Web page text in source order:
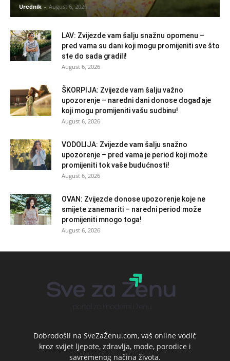
Urednik - August 6, 2026
LAV: Zvijezde vam šalju snažnu opomenu –
pred vama su dani koji mogu promijeniti sve što
ste do sada gradili!
August 6, 2026
ŠKORPIJA: Zvijezde vam šalju važno
upozorenje – naredni dani donose događaje
koji mogu promijeniti vašu sudbinu!
August 6, 2026
VODOLIJA: Zvijezde vam šalju snažno
upozorenje – pred vama je period koji može
promijeniti tok vaše budućnosti!
August 6, 2026
OVAN: Zvijezde donose upozorenje koje ne
smijete zanemariti – naredni period može
promijeniti mnogo toga!
August 6, 2026
Dobrodošli na SveZaŽenu.com, vaš online vodič
kroz svijet ljepote, zdravlja, mode, porodice i
savremenog načina života.